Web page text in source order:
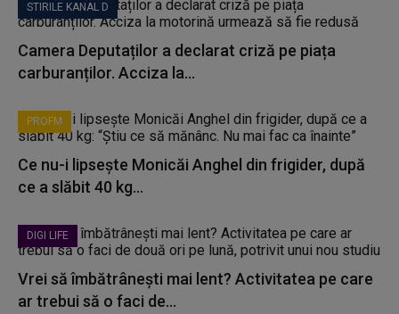
STIRILE KANAL D
Camera Deputaților a declarat criză pe piața
carburanților. Acciza la...
PROFM
Ce nu-i lipsește Monicăi Anghel din frigider, după
ce a slăbit 40 kg...
DIGI LIFE
Vrei să îmbătrânești mai lent? Activitatea pe care
ar trebui să o faci de...